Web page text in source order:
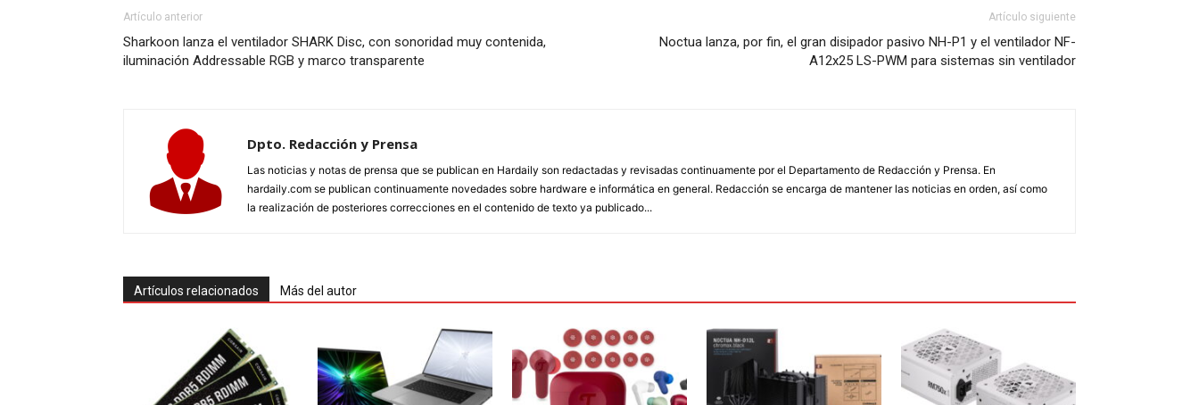
Artículo anterior
Sharkoon lanza el ventilador SHARK Disc, con sonoridad muy contenida,
iluminación Addressable RGB y marco transparente
Artículo siguiente
Noctua lanza, por fin, el gran disipador pasivo NH-P1 y el ventilador NF-
A12x25 LS-PWM para sistemas sin ventilador
Dpto. Redacción y Prensa
Las noticias y notas de prensa que se publican en Hardaily son redactadas y revisadas continuamente por el Departamento de Redacción y Prensa. En
hardaily.com se publican continuamente novedades sobre hardware e informática en general. Redacción se encarga de mantener las noticias en orden, así como
la realización de posteriores correcciones en el contenido de texto ya publicado...
Artículos relacionados Más del autor